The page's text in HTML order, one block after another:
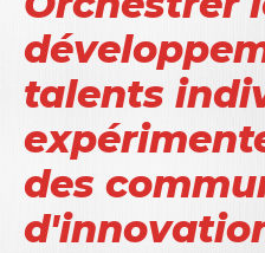
talents
des